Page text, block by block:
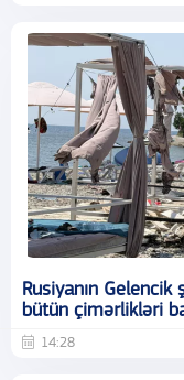
Rusiyanın
bütün çimərlikləri
14:28